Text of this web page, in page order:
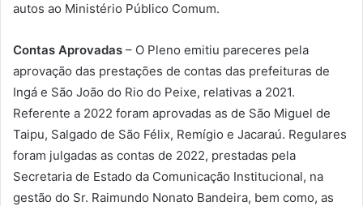
autos ao Ministério Público Comum.
Contas Aprovadas – O Pleno emitiu pareceres pela
aprovação das prestações de contas das prefeituras de
Ingá e São João do Rio do Peixe, relativas a 2021.
Referente a 2022 foram aprovadas as de São Miguel de
Taipu, Salgado de São Félix, Remígio e Jacaraú. Regulares
foram julgadas as contas de 2022, prestadas pela
Secretaria de Estado da Comunicação Institucional, na
gestão do Sr. Raimundo Nonato Bandeira, bem como, as